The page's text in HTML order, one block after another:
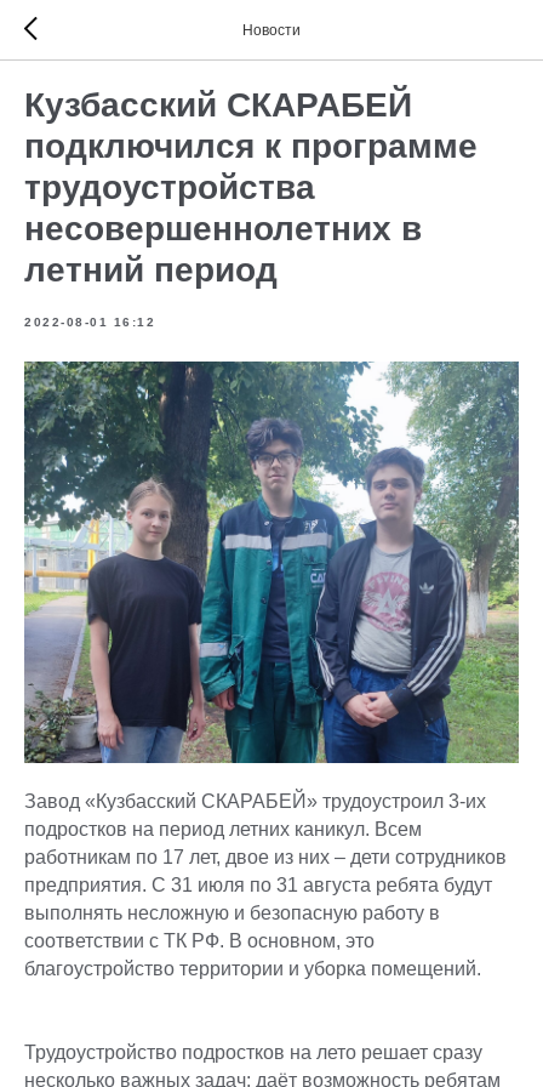
Новости
Кузбасский СКАРАБЕЙ
подключился к программе
трудоустройства
несовершеннолетних в
летний период
2022-08-01 16:12
Завод «Кузбасский СКАРАБЕЙ» трудоустроил 3-их
подростков на период летних каникул. Всем
работникам по 17 лет, двое из них – дети сотрудников
предприятия. С 31 июля по 31 августа ребята будут
выполнять несложную и безопасную работу в
соответствии с ТК РФ. В основном, это
благоустройство территории и уборка помещений.
Трудоустройство подростков на лето решает сразу
несколько важных задач: даёт возможность ребятам